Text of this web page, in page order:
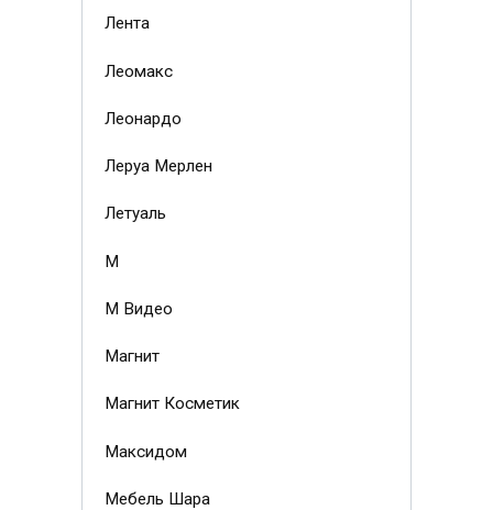
Лента
Леомакс
Леонардо
Леруа Мерлен
Летуаль
М
М Видео
Магнит
Магнит Косметик
Максидом
Мебель Шара